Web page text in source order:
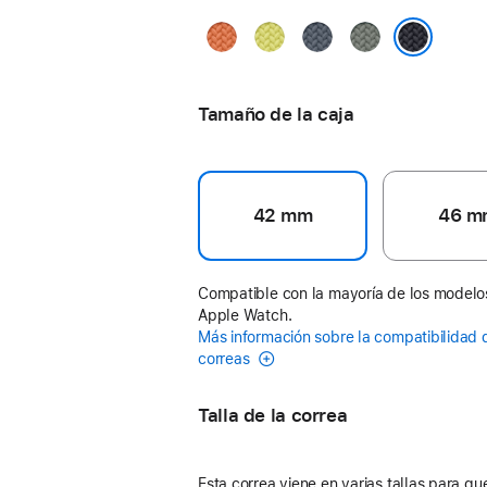
CúrcumaAmarilloAzul
Gris
verdoso
Tamaño de la caja
42 mm 46
Compatible con la mayoría de los
Apple Watch.
Más información sobre la compatibilidad
correas
Talla de la correa
Esta correa viene en varias tallas para